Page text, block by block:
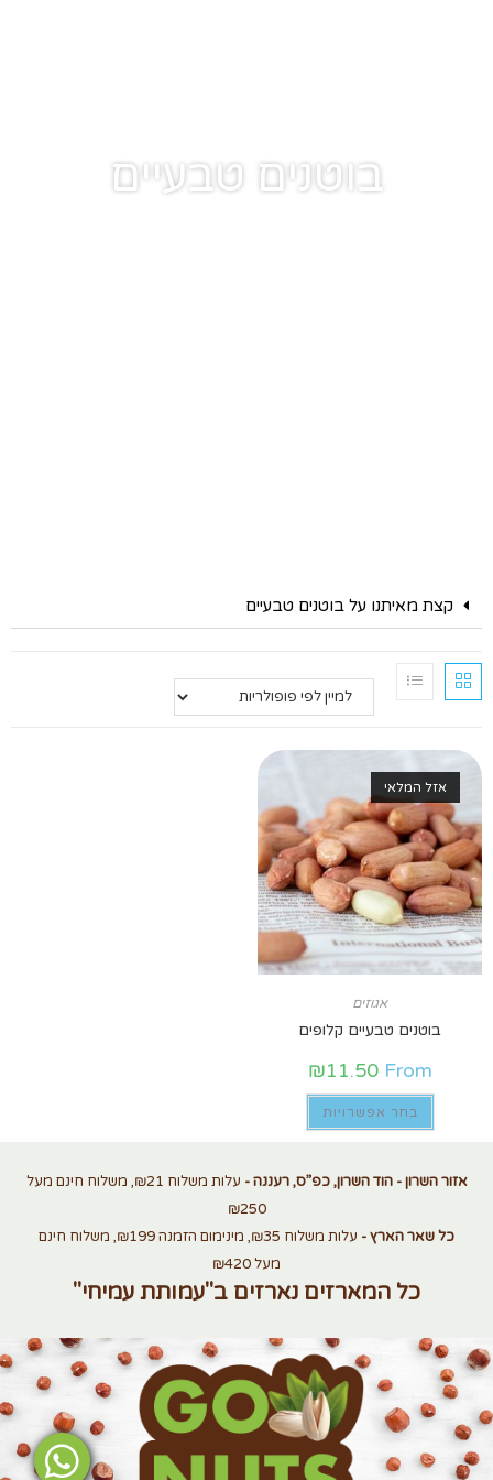
בוטנים טבעיים
קצת מאיתנו על בוטנים טבעיים
אזל המלאי
אגוזים
בוטנים טבעיים קלופים
From
₪11.50
בחר אפשרויות
אזור השרון - הוד השרון, כפ”ס, רעננה -
עלות משלוח ₪21, משלוח חינם מעל
₪250
כל שאר הארץ -
עלות משלוח ₪35, מינימום הזמנה ₪199, משלוח חינם
מעל ₪420
כל המארזים נארזים ב"עמותת עמיחי"